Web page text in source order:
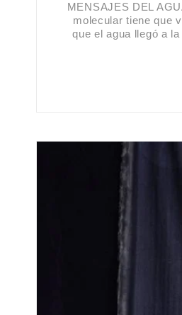
MENSAJES DEL
molecular tiene que
que el agua llegó a